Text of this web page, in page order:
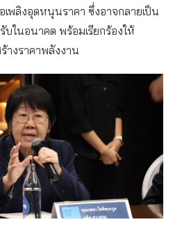
พลิงอุดหนุนราคา ซึ่งอาจกลายเป็น
บในอนาคต พร้อมเรียกร้องให้
ร้างราคาพลังงาน